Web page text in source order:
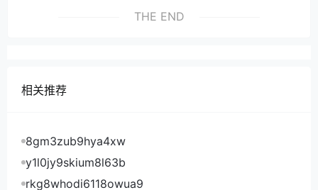
229ms，对于美国机房来说延迟有点高了，来看看具
Kuroit新美国阿什本VPS联通去程路由
THE END
相关推荐
8gm3zub9hya4xw
y1l0jy9skium8l63b
rkg8whodi6118owua9